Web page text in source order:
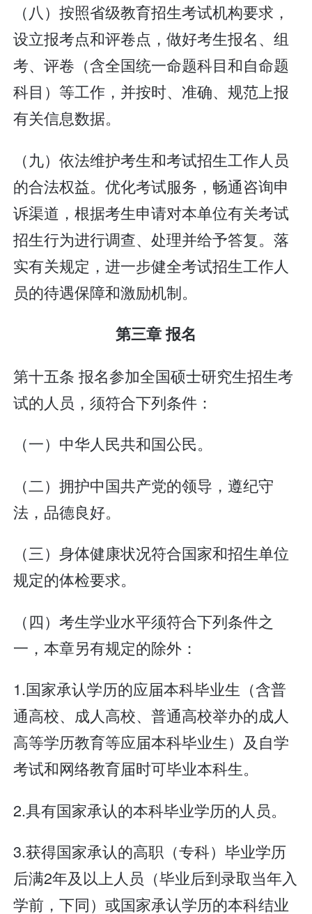
（八）按照省级教育招生考试机构要求，
设立报考点和评卷点，做好考生报名、组
考、评卷（含全国统一命题科目和自命题
科目）等工作，并按时、准确、规范上报
有关信息数据。
（九）依法维护考生和考试招生工作人员
的合法权益。优化考试服务，畅通咨询申
诉渠道，根据考生申请对本单位有关考试
招生行为进行调查、处理并给予答复。落
实有关规定，进一步健全考试招生工作人
员的待遇保障和激励机制。
第三章 报名
第十五条 报名参加全国硕士研究生招生考
试的人员，须符合下列条件：
（一）中华人民共和国公民。
（二）拥护中国共产党的领导，遵纪守
法，品德良好。
（三）身体健康状况符合国家和招生单位
规定的体检要求。
（四）考生学业水平须符合下列条件之
一，本章另有规定的除外：
1.国家承认学历的应届本科毕业生（含普
通高校、成人高校、普通高校举办的成人
高等学历教育等应届本科毕业生）及自学
考试和网络教育届时可毕业本科生。
2.具有国家承认的本科毕业学历的人员。
3.获得国家承认的高职（专科）毕业学历
后满2年及以上人员（毕业后到录取当年入
学前，下同）或国家承认学历的本科结业